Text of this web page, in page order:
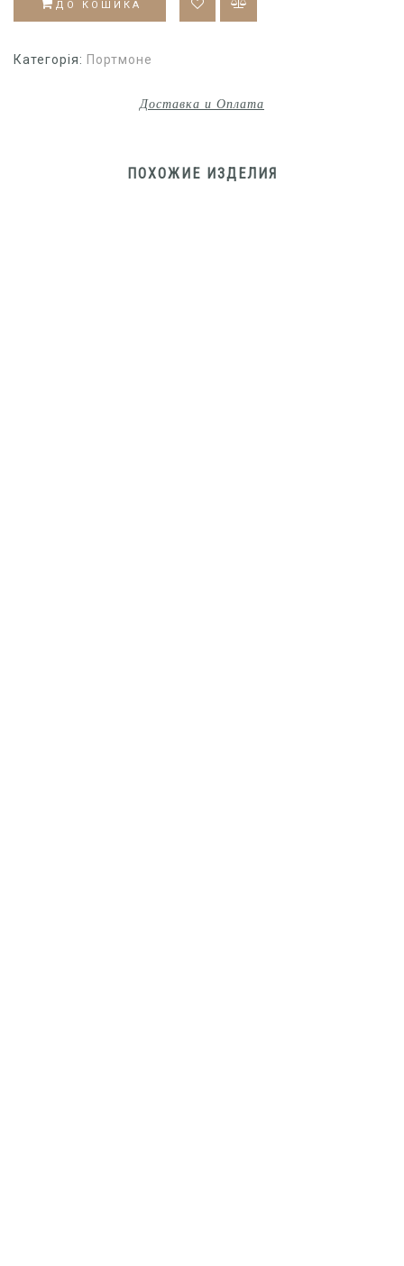
ДО КОШИКА
Категорія: Портмоне
Доставка и Оплата
ПОХОЖИЕ ИЗДЕЛИЯ